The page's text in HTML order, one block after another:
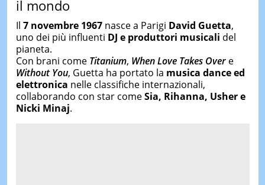
il mondo
Il 7 novembre 1967nasce a Parigi David Guetta,
uno dei più influenti DJ e produttori musicali del
pianeta.
Con brani come Titanium, When Love Takes Overe
Without You, Guetta ha portato la musica dance ed
elettronica nelle classifiche internazionali,
collaborando con star comeSia, Rihanna, Usher e
Nicki Minaj.